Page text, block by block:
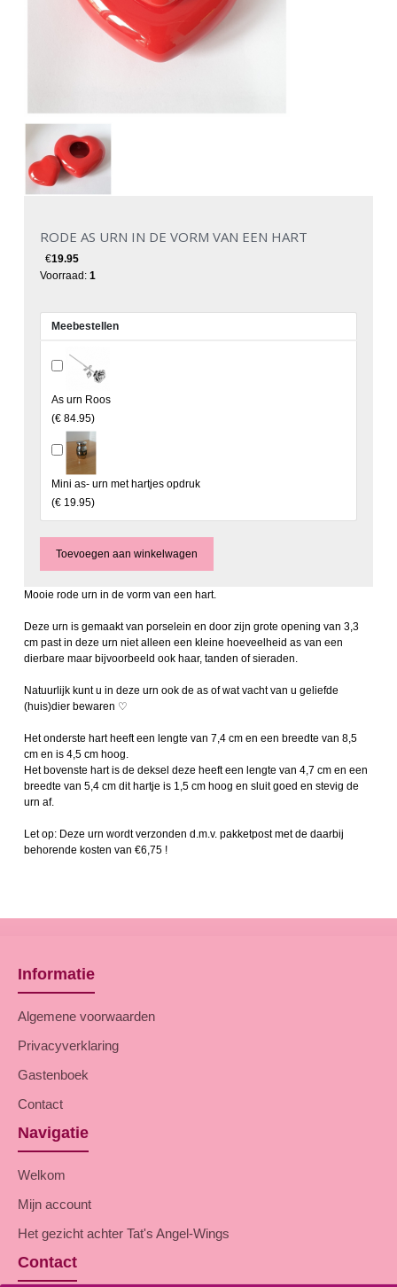
RODE AS URN IN DE VORM VAN EEN HART
€19.95
Voorraad: 1
Meebestellen
As urn Roos
(€ 84.95)
Mini as- urn met hartjes opdruk
(€ 19.95)
Mooie rode urn in de vorm van een hart.
Deze urn is gemaakt van porselein en door zijn grote opening van 3,3
cm past in deze urn niet alleen een kleine hoeveelheid as van een
dierbare maar bijvoorbeeld ook haar, tanden of sieraden.
Natuurlijk kunt u in deze urn ook de as of wat vacht van u geliefde
(huis)dier bewaren ♡
Het onderste hart heeft een lengte van 7,4 cm en een breedte van 8,5
cm en is 4,5 cm hoog.
Het bovenste hart is de deksel deze heeft een lengte van 4,7 cm en een
breedte van 5,4 cm dit hartje is 1,5 cm hoog en sluit goed en stevig de
urn af.
Let op: Deze urn wordt verzonden d.m.v. pakketpost met de daarbij
behorende kosten van €6,75 !
Informatie
Algemene voorwaarden
Privacyverklaring
Gastenboek
Contact
Navigatie
Welkom
Mijn account
Het gezicht achter Tat's Angel-Wings
Contact